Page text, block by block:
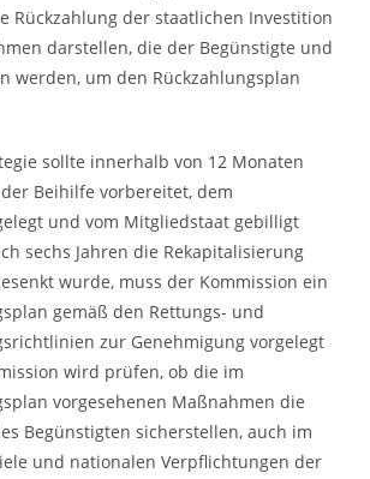
Rückzahlung der staatlichen Investition
darstellen, die der Begünstigte und
werden, um den Rückzahlungsplan
sollte innerhalb von 12 Monaten
Beihilfe vorbereitet, dem
und vom Mitgliedstaat gebilligt
sechs Jahren die Rekapitalisierung
wurde, muss der Kommission ein
gemäß den Rettungs- und
zur Genehmigung vorgelegt
wird prüfen, ob die im
vorgesehenen Maßnahmen die
Begünstigten sicherstellen, auch im
und nationalen Verpflichtungen der